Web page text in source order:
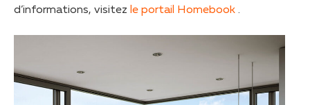
d’informations, visitez le portail Homebook .